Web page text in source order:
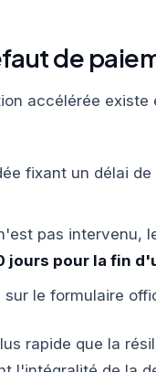
de
accélérée
fixant un délai de
pas intervenu,
jours pour la fin
le formulaire
rapide que la